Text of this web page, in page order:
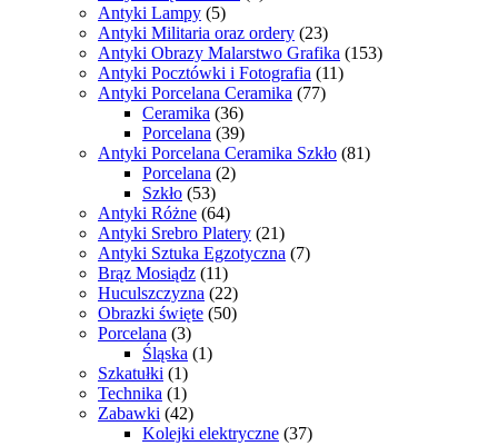
Antyki Lampy (5)
Antyki Militaria oraz ordery (23)
Antyki Obrazy Malarstwo Grafika (153)
Antyki Pocztówki i Fotografia (11)
Antyki Porcelana Ceramika (77)
Ceramika (36)
Porcelana (39)
Antyki Porcelana Ceramika Szkło (81)
Porcelana (2)
Szkło (53)
Antyki Różne (64)
Antyki Srebro Platery (21)
Antyki Sztuka Egzotyczna (7)
Brąz Mosiądz (11)
Huculszczyzna (22)
Obrazki święte (50)
Porcelana (3)
Śląska (1)
Szkatułki (1)
Technika (1)
Zabawki (42)
Kolejki elektryczne (37)